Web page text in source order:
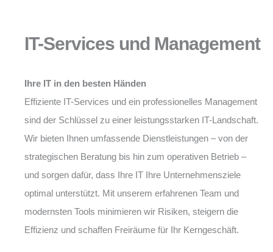
IT-Services und Management
Ihre IT in den besten Händen
Effiziente IT-Services und ein professionelles Management
sind der Schlüssel zu einer leistungsstarken IT-Landschaft.
Wir bieten Ihnen umfassende Dienstleistungen – von der
strategischen Beratung bis hin zum operativen Betrieb –
und sorgen dafür, dass Ihre IT Ihre Unternehmensziele
optimal unterstützt. Mit unserem erfahrenen Team und
modernsten Tools minimieren wir Risiken, steigern die
Effizienz und schaffen Freiräume für Ihr Kerngeschäft.